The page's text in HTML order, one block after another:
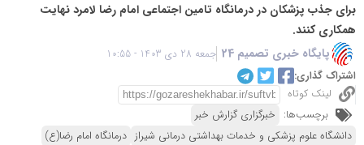
برای جذب پزشکان در درمانگاه تامین اجتماعی امام رضا لامرد نهایت
همکاری کنند.
پایگاه خبری تصمیم 24
جمعه 28 دی 1403 - 10:55
اشتراک گذاری:
لینک کوتاه
برچسب‌ها: خبرگزاری گزارش خبر
دانشگاه علوم پزشکی و خدمات بهداشتی درمانی شیراز درمانگاه امام رضا(ع)